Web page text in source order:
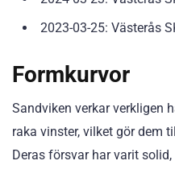
2023-03-25: Västerås
Formkurvor
Sandviken verkar verkligen
raka vinster, vilket gör dem
Deras försvar har varit